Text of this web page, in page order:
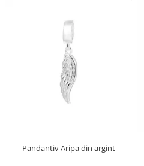
Pandantiv Aripa din argint